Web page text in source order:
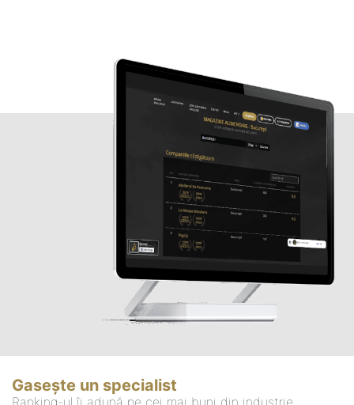
Gasește un specialist